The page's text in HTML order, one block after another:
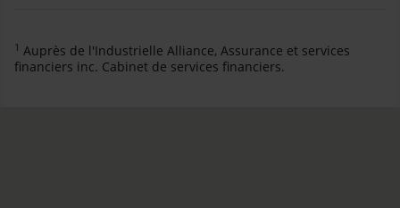
1 Auprès de l'Industrielle Alliance, Assurance et services
financiers inc. Cabinet de services financiers.